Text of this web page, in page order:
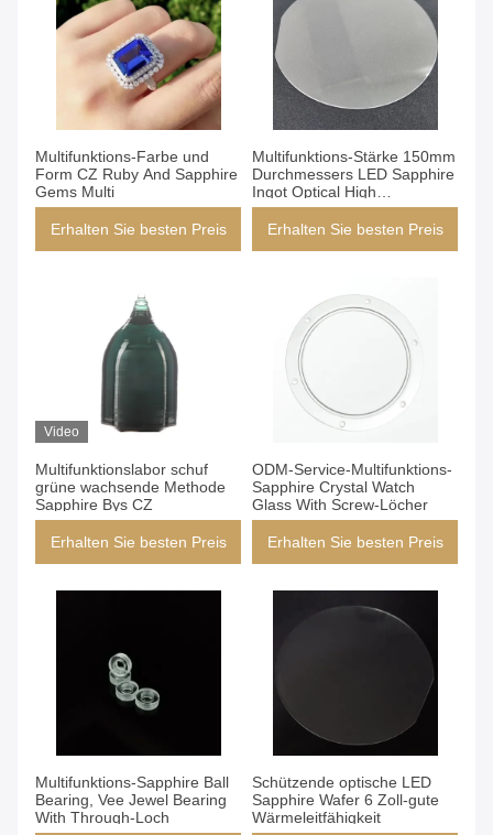
Multifunktions-Farbe und
Form CZ Ruby And Sapphire
Gems Multi
Erhalten Sie besten Preis
Multifunktions-Stärke 150mm
Durchmessers LED Sapphire
Ingot Optical High
Mechanical
Erhalten Sie besten Preis
Video
Multifunktionslabor schuf
grüne wachsende Methode
Sapphire Bys CZ
Erhalten Sie besten Preis
ODM-Service-Multifunktions-
Sapphire Crystal Watch
Glass With Screw-Löcher
Erhalten Sie besten Preis
Multifunktions-Sapphire Ball
Bearing, Vee Jewel Bearing
With Through-Loch
Schützende optische LED
Sapphire Wafer 6 Zoll-gute
Wärmeleitfähigkeit